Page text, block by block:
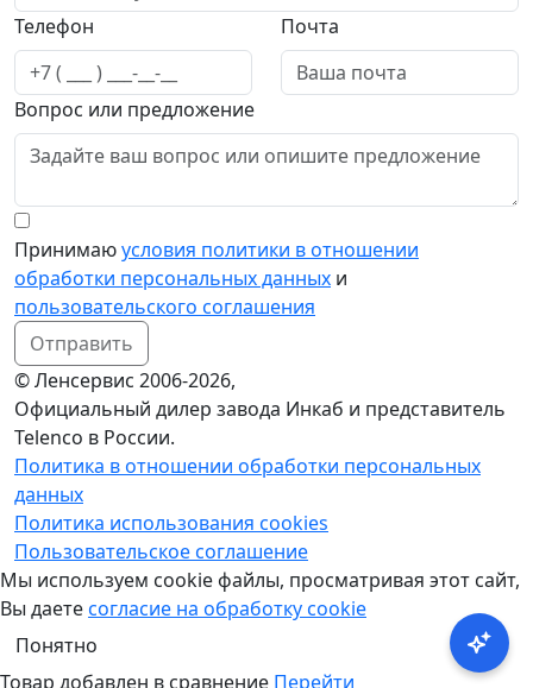
Телефон Почта
Вопрос или предложение
Принимаюусловия политики в отношении
обработки персональных данных и
пользовательского соглашения
Отправить
© Ленсервис 2006-2026,
Официальный дилер завода Инкаб и представитель
Telenco в России.
Политика в отношении обработки персональных
данных
Политика использования cookies
Пользовательское соглашение
Мы используем cookie файлы, просматривая этот сайт,
Вы даетесогласие на обработку cookie
Понятно
Товар добавлен в сравнение Перейти